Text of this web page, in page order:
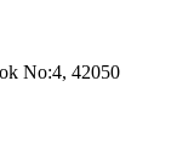
No:4, 42050